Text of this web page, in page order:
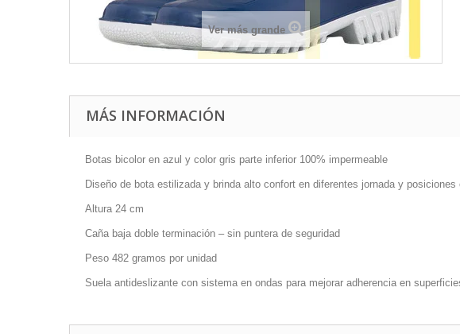
Ver más grande
MÁS INFORMACIÓN
Botas bicolor en azul y color gris parte inferior 100% impermeable
Diseño de bota estilizada y brinda alto confort en diferentes jornada y posiciones
Altura 24 cm
Caña baja doble terminación – sin puntera de seguridad
Peso 482 gramos por unidad
Suela antideslizante con sistema en ondas para mejorar adherencia en